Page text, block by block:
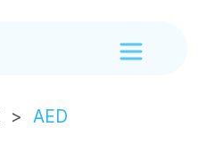
AED